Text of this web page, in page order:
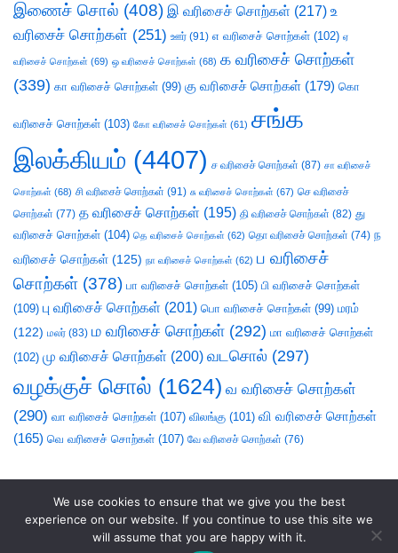
இணைச் சொல் (408) இ வரிசைச் சொற்கள் (217) உ
வரிசைச் சொற்கள் (251) ஊர் (91) எ வரிசைச் சொற்கள் (102) ஏ
வரிசைச் சொற்கள் (69) ஒ வரிசைச் சொற்கள் (68) க வரிசைச் சொற்கள்
(339) கா வரிசைச் சொற்கள் (99) கு வரிசைச் சொற்கள் (179) கொ
வரிசைச் சொற்கள் (103) கோ வரிசைச் சொற்கள் (61) சங்க
இலக்கியம் (4407) ச வரிசைச் சொற்கள் (87) சா வரிசைச்
சொற்கள் (68) சி வரிசைச் சொற்கள் (91) சு வரிசைச் சொற்கள் (67) செ வரிசைச்
சொற்கள் (77) த வரிசைச் சொற்கள் (195) தி வரிசைச் சொற்கள் (82) து
வரிசைச் சொற்கள் (104) தெ வரிசைச் சொற்கள் (62) தொ வரிசைச் சொற்கள் (74) ந
வரிசைச் சொற்கள் (125) நா வரிசைச் சொற்கள் (62) ப வரிசைச்
சொற்கள் (378) பா வரிசைச் சொற்கள் (105) பி வரிசைச் சொற்கள்
(109) பு வரிசைச் சொற்கள் (201) பொ வரிசைச் சொற்கள் (99) மரம்
(122) மலர் (83) ம வரிசைச் சொற்கள் (292) மா வரிசைச் சொற்கள்
(102) மு வரிசைச் சொற்கள் (200) வடசொல் (297)
வழக்குச் சொல் (1624) வ வரிசைச் சொற்கள்
(290) வா வரிசைச் சொற்கள் (107) விலங்கு (101) வி வரிசைச் சொற்கள்
(165) வெ வரிசைச் சொற்கள் (107) வே வரிசைச் சொற்கள் (76)
We use cookies to ensure that we give you the best
experience on our website. If you continue to use this site we
will assume that you are happy with it.